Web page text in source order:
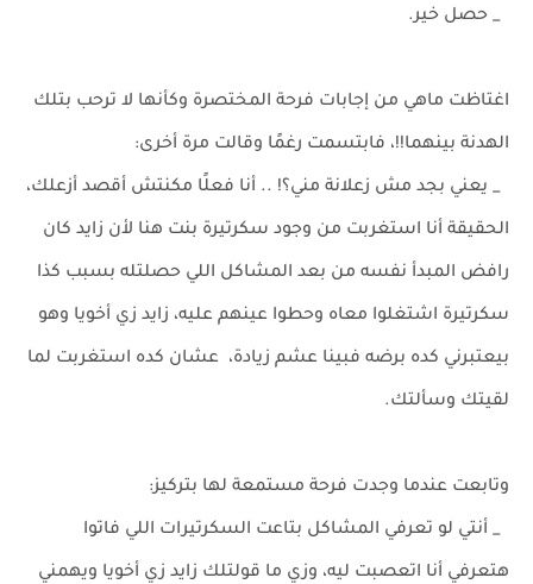
_ حصل خير.
اغتاظت ماهي من إجابات فرحة المختصرة وكأنها لا ترحب بتلك
الهدنة بينهما!!، فابتسمت رغمًا وقالت مرة أخرى:
_ يعني بجد مش زعلانة مني؟! .. أنا فعلًا مكنتش أقصد أزعلك،
الحقيقة أنا استغربت من وجود سكرتيرة بنت هنا لأن زايد كان
رافض المبدأ نفسه من بعد المشاكل اللي حصلتله بسبب كذا
سكرتيرة اشتغلوا معاه وحطوا عينهم عليه، زايد زي أخويا وهو
بيعتبرني كده برضه فبينا عشم زيادة، عشان كده استغربت لما
لقيتك وسألتك.
وتابعت عندما وجدت فرحة مستمعة لها بتركيز:
_ أنتي لو تعرفي المشاكل بتاعت السكرتيرات اللي فاتوا
هتعرفي أنا اتعصبت ليه، وزي ما قولتلك زايد زي أخويا ويهمني